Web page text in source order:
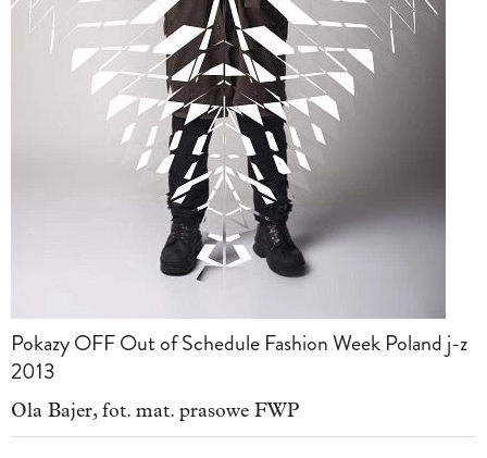
Pokazy OFF Out of Schedule Fashion Week Poland j-z
2013
Ola Bajer, fot. mat. prasowe FWP